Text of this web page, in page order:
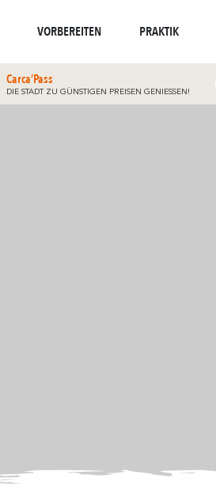
VORBEREITEN
Wanderungen
PRAKTIK
Carca’Pass
DIE STADT ZU GÜNSTIGEN PREISEN GENIESSEN!